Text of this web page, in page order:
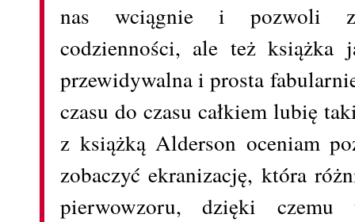
nas wciągnie i pozwoli
codzienności, ale też książka
przewidywalna i prosta
czasu do czasu całkiem lubię
z książką Alderson oceniam
zobaczyć ekranizację, która
pierwowzoru, dzięki czemu